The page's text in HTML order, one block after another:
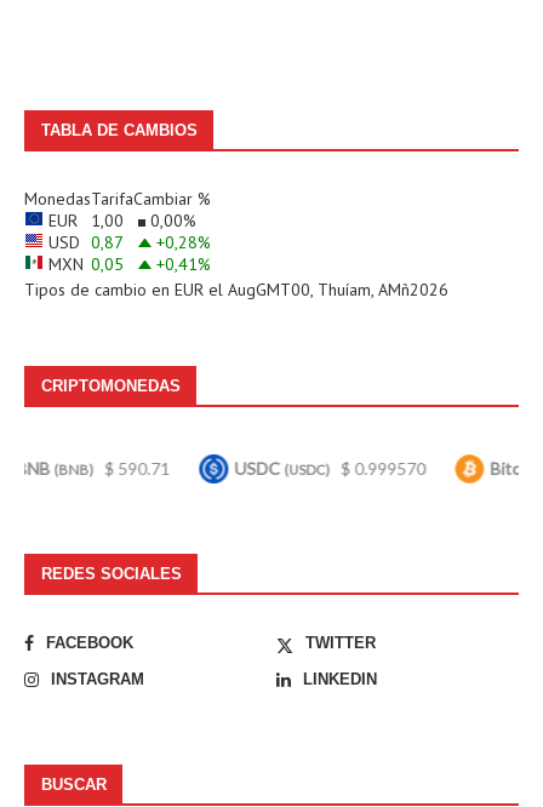
TABLA DE CAMBIOS
MonedasTarifaCambiar %
EUR
1,00 0,00%
USD 0,87 +0,28%
MXN 0,05 +0,41%
Tipos de cambio en EUR el AugGMT00, Thuíam, AMñ2026
CRIPTOMONEDAS
$ 590.71 USDC(USDC) $ 0.999570 Bitcoin(BTC)
REDES SOCIALES
FACEBOOK
TWITTER
INSTAGRAM
LINKEDIN
BUSCAR